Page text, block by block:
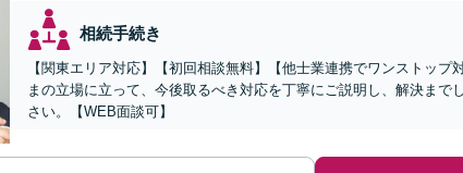
相続手続き
【関東エリア対応】【初回相談無料】【他士業連携でワンストッ
まの立場に立って、今後取るべき対応を丁寧にご説明し、解決ま
さい。【WEB面談可】